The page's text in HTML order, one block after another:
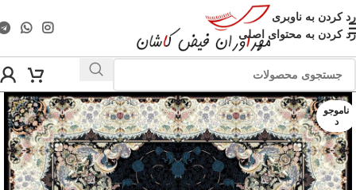
رد کردن به ناوبری
رد کردن به محتوای اصلی
ناموجو
د